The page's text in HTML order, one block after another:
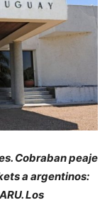
Cobraban peaje
a argentinos:
Los